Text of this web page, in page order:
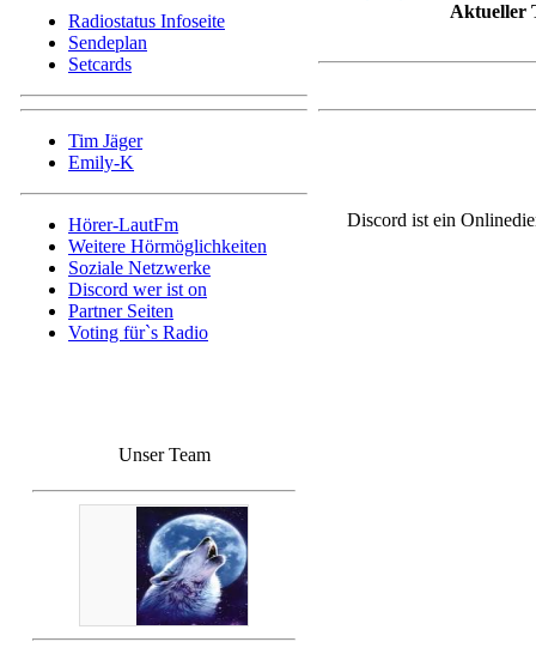
Radiostatus Infoseite
Sendeplan
Setcards
Tim Jäger
Emily-K
Hörer-LautFm
Weitere Hörmöglichkeiten
Soziale Netzwerke
Discord wer ist on
Partner Seiten
Voting für`s Radio
Unser Team
Aktueller
Discord ist ein